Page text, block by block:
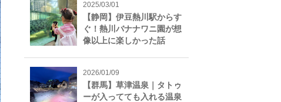
2025/03/01
【静岡】伊豆熱川駅からす
ぐ！熱川バナナワニ園が想
像以上に楽しかった話
2026/01/09
【群馬】草津温泉｜タトゥ
ーが入ってても入れる温泉